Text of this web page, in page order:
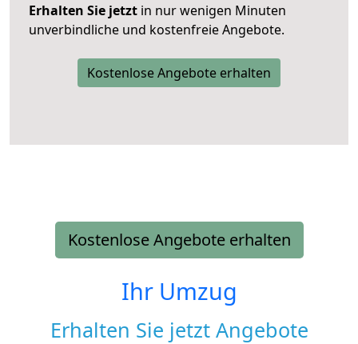
Erhalten Sie jetzt in nur wenigen Minuten
unverbindliche und kostenfreie Angebote.
Kostenlose Angebote erhalten
Kostenlose Angebote erhalten
Ihr Umzug
Erhalten Sie jetzt Angebote